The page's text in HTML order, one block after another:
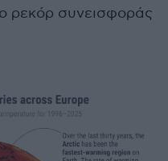
ρεκόρ συνεισφοράς